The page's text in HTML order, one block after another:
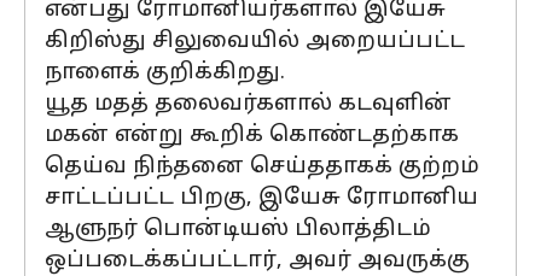
என்பது ரோமானியர்களால் இயேசு
கிறிஸ்து சிலுவையில் அறையப்பட்ட
நாளைக் குறிக்கிறது.
யூத மதத் தலைவர்களால் கடவுளின்
மகன் என்று கூறிக் கொண்டதற்காக
தெய்வ நிந்தனை செய்ததாகக் குற்றம்
சாட்டப்பட்ட பிறகு, இயேசு ரோமானிய
ஆளுநர் பொன்டியஸ் பிலாத்திடம்
ஒப்படைக்கப்பட்டார், அவர் அவருக்கு